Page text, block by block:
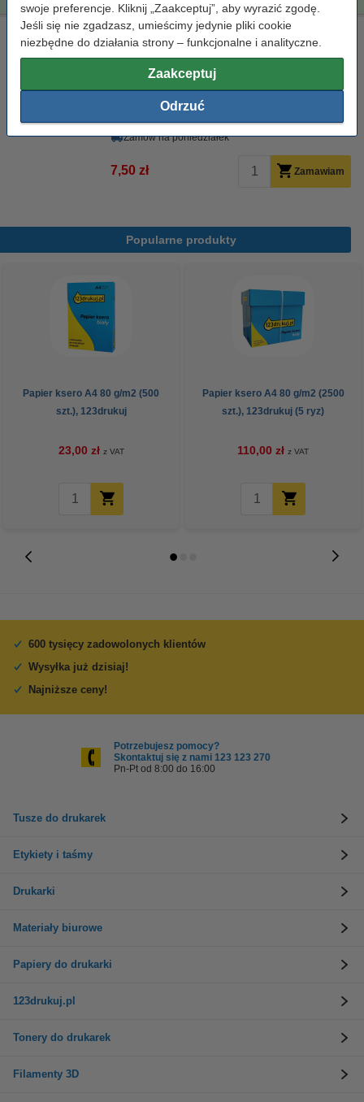
swoje preferencje. Kliknij „Zaakceptuj”, aby wyrazić zgodę.
Jeśli się nie zgadzasz, umieścimy jedynie pliki cookie
niezbędne do działania strony – funkcjonalne i analityczne.
Zaakceptuj
Odrzuć
Ściereczka do czyszczenia drukarki laserowej
ściereczka do czyszczenia 43 x 32 cm
żółty
999058
Kliknij i sprawdź całą specyfikacje
Dostępny
Zamów na poniedziałek
7,50 zł Zamawiam
Popularne produkty
Papier ksero A4 80 g/m2 (500
szt.), 123drukuj
23,00 zł z VAT
Papier ksero A4 80 g/m2 (2500
szt.), 123drukuj (5 ryz)
110,00 zł z VAT
600 tysięcy zadowolonych klientów
Wysyłka już dzisiaj!
Najniższe ceny!
Potrzebujesz pomocy?
Skontaktuj się z nami 123 123 270
Pn-Pt od 8:00 do 16:00
Tusze do drukarek
Etykiety i taśmy
Drukarki
Materiały biurowe
Papiery do drukarki
123drukuj.pl
Tonery do drukarek
Filamenty 3D